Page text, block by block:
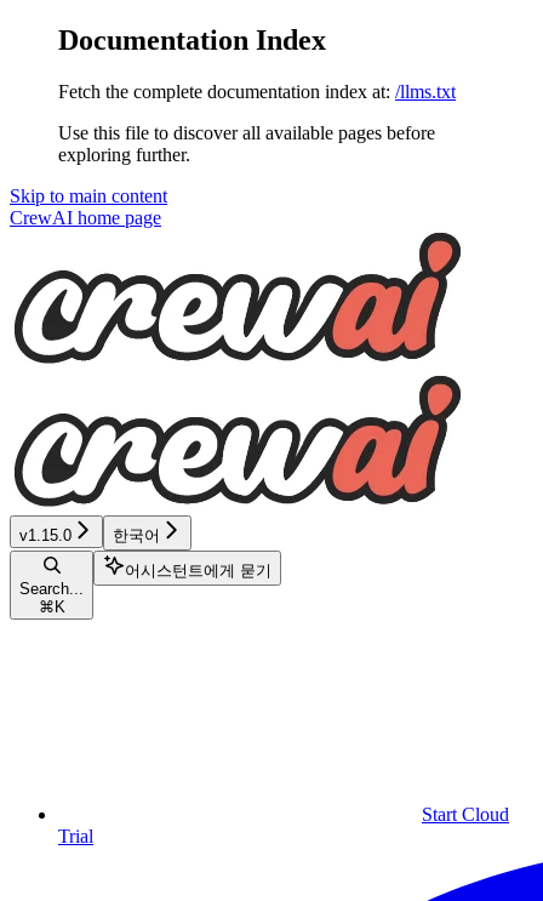
Documentation Index
Fetch the complete documentation index at: /llms.txt
Use this file to discover all available pages before
exploring further.
Skip to main content
CrewAI home page
v1.15.0 한국어
Search...
⌘ K
어시스턴트에게 묻기
Start Cloud
Trial